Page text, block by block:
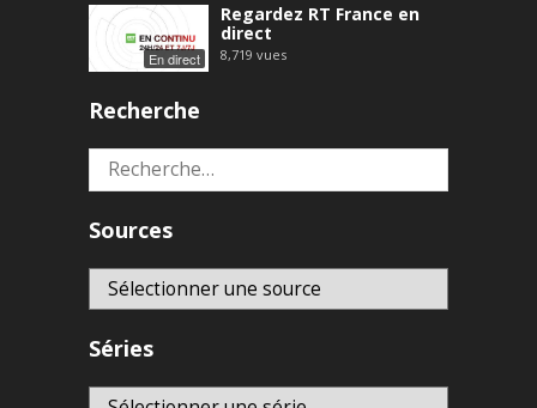
En direct
Regardez RT France en
direct
8,719 vues
Recherche
Rechercher :
Sources
Séries